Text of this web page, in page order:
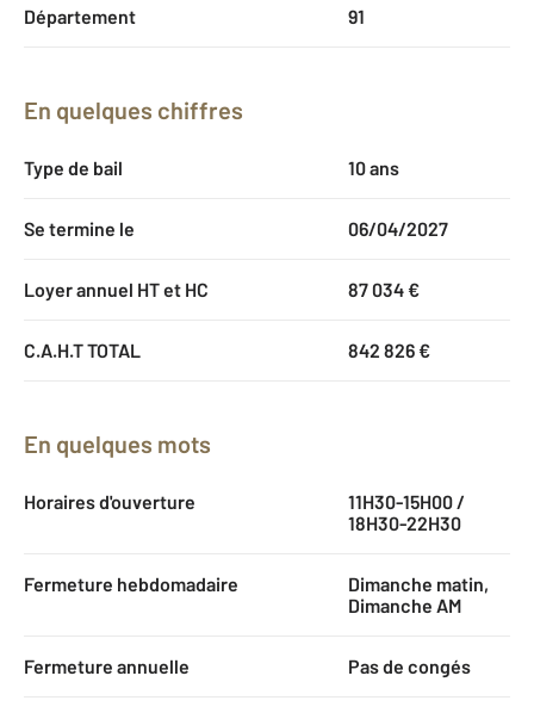
Département 91
En quelques chiffres
Type de bail 10 ans
Se termine le 06/04/2027
Loyer annuel HT et HC 87 034 €
C.A.H.T TOTAL 842 826 €
En quelques mots
Horaires d'ouverture
11H30-15H00 /
18H30-22H30
Fermeture hebdomadaire
Dimanche matin,
Dimanche AM
Fermeture annuelle Pas de congés